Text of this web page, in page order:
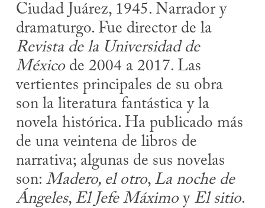
Ciudad Juárez, 1945. Narrador y
dramaturgo. Fue director de la
Revista de la Universidad de
Méxicode 2004 a 2017. Las
vertientes principales de su obra
son la literatura fantástica y la
novela histórica. Ha publicado más
de una veintena de libros de
narrativa; algunas de sus novelas
son:Madero, el otro, La noche de
Ángeles, El Jefe Máximoy El sitio.